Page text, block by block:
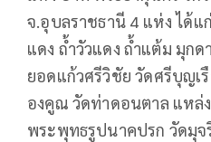
จ.อุบลราชธานี 4 แห่ง ได้แ
แดง ถ้ำวัวแดง ถ้ำแต้ม มุก
ยอดแก้วศรีวิชัย วัดศรีบุญเ
องคูณ วัดท่าดอนตาล แหล่
พระพุทธรูปนาคปรก วัดมุจ